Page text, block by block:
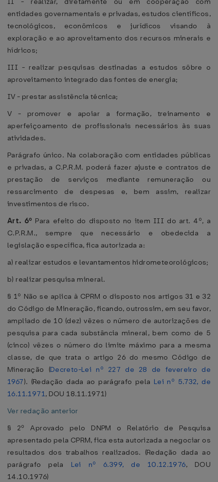
entidades governamentais e privadas, estudos científicos,
tecnológicos, econômicos e jurídicos visando à
exploração e ao aproveitamento dos recursos minerais e
hídricos;
III - realizar pesquisas destinadas a estudos sôbre o
aproveitamento integrado das fontes de energia;
IV - prestar assistência técnica;
V - promover e apoiar a formação, treinamento e
aperfeiçoamento de profissionais necessários às suas
atividades.
Parágrafo único. Na colaboração com entidades públicas
e privadas, a C.P.R.M. poderá fazer ajuste e contratos de
prestação de serviços mediante remuneração ou
ressarcimento de despesas e, bem assim, realizar
investimentos de risco.
Art. 6º Para efeito do disposto no item III do art. 4º, a
C.P.R.M., sempre que necessário e obedecida a
legislação específica, fica autorizada a:
a) realizar estudos e levantamentos hidrometeorológicos;
b) realizar pesquisa mineral.
§ 1º Não se aplica à CPRM o disposto nos artigos 31 e 32
do Código de Mineração, ficando, outrossim, em seu favor,
ampliado de 10 (dez) vêzes o número de autorizações de
pesquisa para cada substância mineral, bem como de 5
(cinco) vêzes o número do limite máximo para a mesma
classe, de que trata o artigo 26 do mesmo Código de
Mineração (Decreto-Lei nº 227 de 28 de fevereiro de
1967). (Redação dada ao parágrafo pela Lei nº 5.732, de
16.11.1971, DOU 18.11.1971)
Ver redação anterior
§ 2º Aprovado pelo DNPM o Relatório de Pesquisa
apresentado pela CPRM, fica esta autorizada a negociar os
resultados dos trabalhos realizados. (Redação dada ao
parágrafo pela Lei nº 6.399, de 10.12.1976, DOU
14.10.1976)